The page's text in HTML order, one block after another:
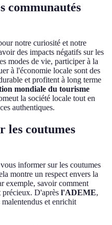
communautés
notre curiosité et notre
des impacts négatifs sur les
modes de vie, participer à la
à l'économie locale sont des
et profitent à long terme
mondiale du tourisme
la société locale tout en
authentiques.
les coutumes
informer sur les coutumes
montre un respect envers la
exemple, savoir comment
précieux. D'après l'ADEME,
et enrichit